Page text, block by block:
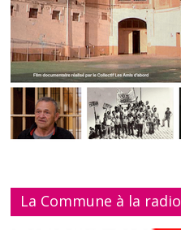
La Commune à la radio